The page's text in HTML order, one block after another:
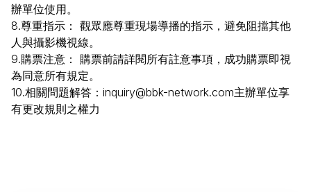
辦單位使用。
8.尊重指示： 觀眾應尊重現場導播的指示，避免阻擋其他
人與攝影機視線。
9.購票注意： 購票前請詳閱所有註意事項，成功購票即視
為同意所有規定。
10.相關問題解答：inquiry@bbk-network.com主辦單位享
有更改規則之權力